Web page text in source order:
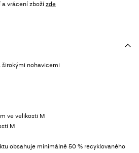
vrácení zboží zde
širokými nohavicemi
ve velikosti M
M
obsahuje minimálně 50 % recyklovaného